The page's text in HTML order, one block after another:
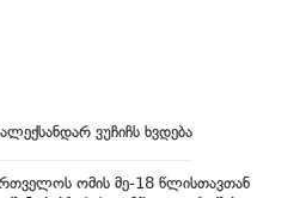
ვუჩიჩს ხვდება
ომის მე-18 წლისთავთან